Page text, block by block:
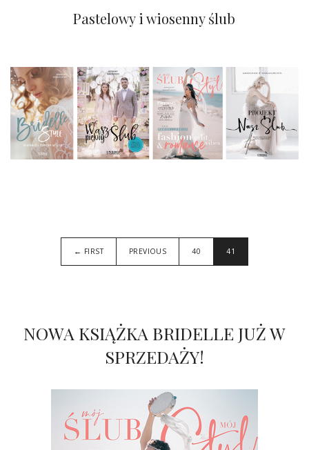
Kolorowy ślub na pustyni
Pastelowy i wiosenny ślub
← FIRST PREVIOUS 40 41
NOWA KSIĄŻKA BRIDELLE JUŻ W
SPRZEDAŻY!